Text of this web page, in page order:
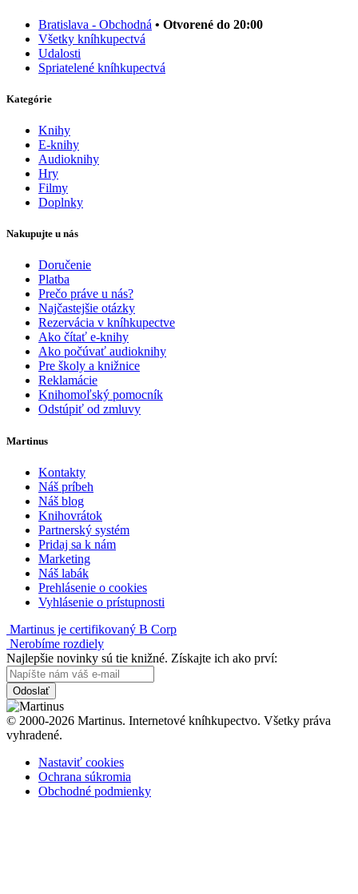
Bratislava - Obchodná • Otvorené do 20:00
Všetky kníhkupectvá
Udalosti
Spriatelené kníhkupectvá
Kategórie
Knihy
E-knihy
Audioknihy
Hry
Filmy
Doplnky
Nakupujte u nás
Doručenie
Platba
Prečo práve u nás?
Najčastejšie otázky
Rezervácia v kníhkupectve
Ako čítať e-knihy
Ako počúvať audioknihy
Pre školy a knižnice
Reklamácie
Knihomoľský pomocník
Odstúpiť od zmluvy
Martinus
Kontakty
Náš príbeh
Náš blog
Knihovrátok
Partnerský systém
Pridaj sa k nám
Marketing
Náš labák
Prehlásenie o cookies
Vyhlásenie o prístupnosti
Martinus je certifikovaný B Corp
Nerobíme rozdiely
Najlepšie novinky sú tie knižné. Získajte ich ako prví:
Odoslať
© 2000-2026 Martinus. Internetové kníhkupectvo. Všetky práva
vyhradené.
Nastaviť cookies
Ochrana súkromia
Obchodné podmienky